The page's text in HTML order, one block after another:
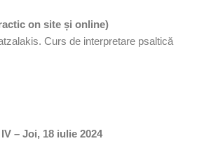
on site și online)
Curs de interpretare psaltică
– Joi, 18 iulie 2024